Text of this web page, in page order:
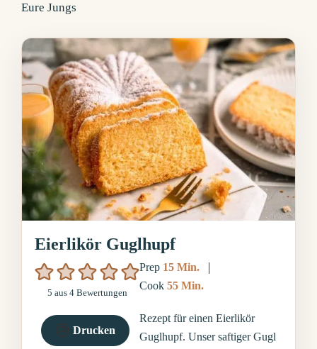
Eure Jungs
Eierlikör Guglhupf
5 aus 4Bewertungen
Drucken
Prep 15Minuten
Min.
Cook55Minuten
Min.
Rezept für einen Eierlikör
Guglhupf. Unser saftiger Gugl